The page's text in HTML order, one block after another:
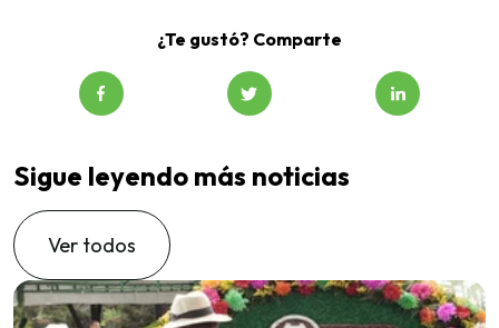
¿Te gustó? Comparte
Sigue leyendo más noticias
Ver todos